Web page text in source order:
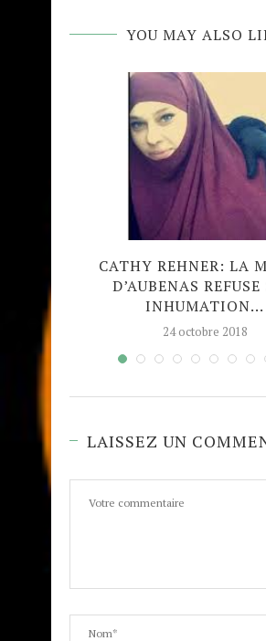
YOU MAY ALSO
CATHY REHNER: LA
D’AUBENAS REFUSE
INHUMATION...
24 octobre 2018
LAISSEZ UN